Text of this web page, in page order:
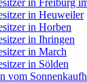
in Heuweiler
in Horben
in Ihringen
in March
in Sölden
vom